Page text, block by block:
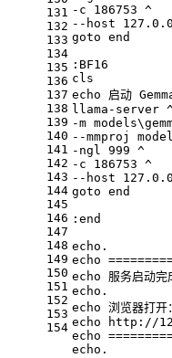
131
132
133
134
135
136
137
138
139
140
141
142
143
144
145
146
147
148
149
150
151
152
153
154
-c 186753 ^
--host
goto end
:BF16
cls
echo 启动
llama-server
-m
--mmproj
-ngl 999 ^
-c 186753 ^
--host
goto end
:end
echo .
echo
echo 服务启动完
echo .
echo 浏览器打开：
echo http://
echo
echo .